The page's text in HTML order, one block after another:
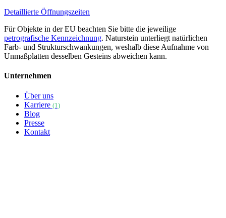
Detaillierte Öffnungszeiten
Für Objekte in der EU beachten Sie bitte die jeweilige
petrografische Kennzeichnung. Naturstein unterliegt natürlichen
Farb- und Strukturschwankungen, weshalb diese Aufnahme von
Unmaßplatten desselben Gesteins abweichen kann.
Unternehmen
Über uns
Karriere (1)
Blog
Presse
Kontakt